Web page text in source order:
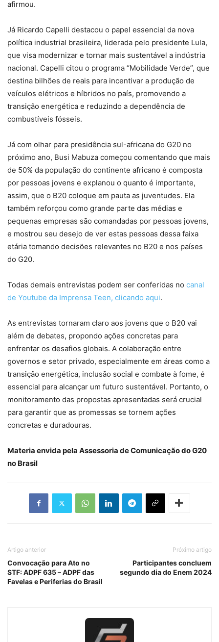
afirmou.
Já Ricardo Capelli destacou o papel essencial da nova
política industrial brasileira, liderada pelo presidente Lula,
que visa modernizar e tornar mais sustentável a indústria
nacional. Capelli citou o programa “Mobilidade Verde”, que
destina bilhões de reais para incentivar a produção de
veículos elétricos e híbridos no país, promovendo a
transição energética e reduzindo a dependência de
combustíveis fósseis.
Já com olhar para presidência sul-africana do G20 no
próximo ano, Busi Mabuza começou comentando que mais
de 50% da população do continente africano é composta
por pessoas jovens e explanou o quanto é importante,
assim, que o B20 coloque em pauta as juventudes. Ela
também reforçou como grande parte das médias e
pequenas empresas são comandadas por pessoas jovens,
e mostrou seu desejo de ver estas pessoas dessa faixa
etária tomando decisões relevantes no B20 e nos países
do G20.
Todas demais entrevistas podem ser conferidas no canal
de Youtube da Imprensa Teen, clicando aqui.
As entrevistas tornaram claro aos jovens que o B20 vai
além de debates, propondo ações concretas para
enfrentar os desafios globais. A colaboração entre
governos e setor privado, especialmente em áreas como a
transição energética, inclusão social e combate à fome, é
essencial para alcançar um futuro sustentável. Portanto, o
monitoramento das propostas apresentadas será crucial
para garantir que as promessas se tornem ações
concretas e duradouras.
Materia envida pela Assessoria de Comunicação do G20
no Brasil
Artigo anterior
Convocação para Ato no
STF: ADPF 635 – ADPF das
Favelas e Periferias do Brasil
Próximo artigo
Participantes concluem
segundo dia do Enem 2024